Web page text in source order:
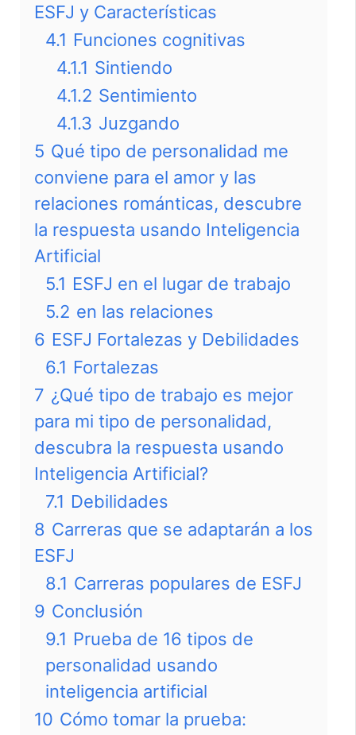
ESFJ y Características
4.1 Funciones cognitivas
4.1.1 Sintiendo
4.1.2 Sentimiento
4.1.3 Juzgando
5 Qué tipo de personalidad me
conviene para el amor y las
relaciones románticas, descubre
la respuesta usando Inteligencia
Artificial
5.1 ESFJ en el lugar de trabajo
5.2 en las relaciones
6 ESFJ Fortalezas y Debilidades
6.1 Fortalezas
7 ¿Qué tipo de trabajo es mejor
para mi tipo de personalidad,
descubra la respuesta usando
Inteligencia Artificial?
7.1 Debilidades
8 Carreras que se adaptarán a los
ESFJ
8.1 Carreras populares de ESFJ
9 Conclusión
9.1 Prueba de 16 tipos de
personalidad usando
inteligencia artificial
10 Cómo tomar la prueba: